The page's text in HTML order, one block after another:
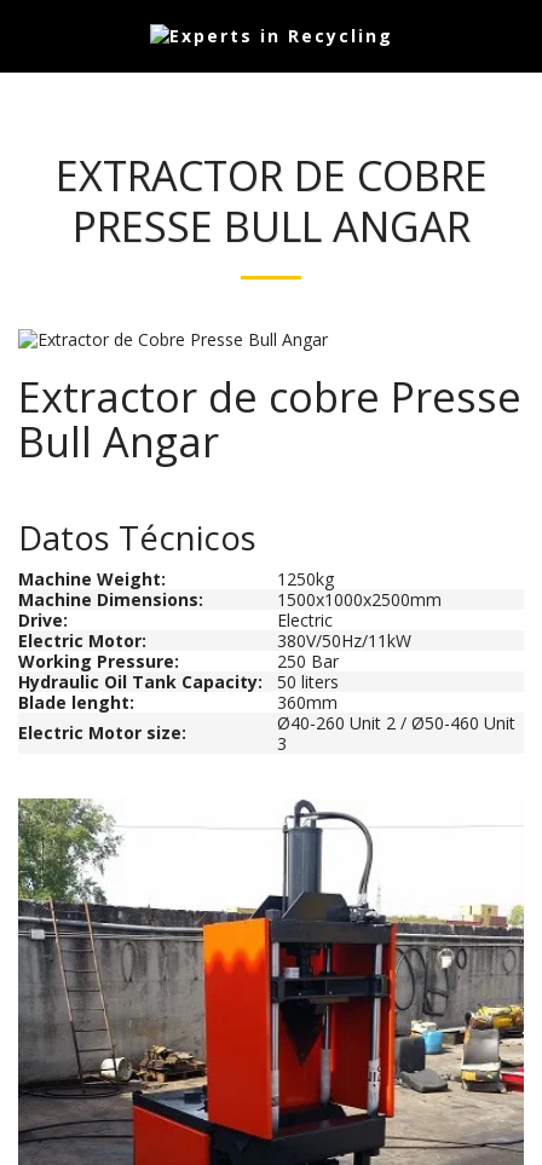
EXTRACTOR DE COBRE
PRESSE BULL ANGAR
Extractor de cobre Presse
Bull Angar
Datos Técnicos
Machine Weight:
1250kg
Machine Dimensions:
1500x1000x2500mm
Drive:
Electric
Electric Motor:
380V/50Hz/11kW
Working Pressure:
250 Bar
Hydraulic Oil Tank Capacity:
50 liters
Blade lenght:
360mm
Electric Motor size:
Ø40-260 Unit 2 / Ø50-460 Unit
3